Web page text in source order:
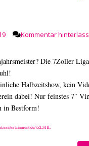
Kommentar
Die 7Zoller
Halbzeitshow, kein
dabei! Nur feinstes 7″
in Bestform!
7ZLSHL